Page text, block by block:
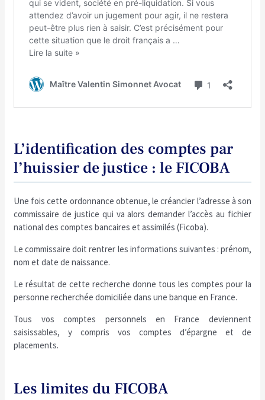
L’identification des comptes par
l’huissier de justice : le FICOBA
Une fois cette ordonnance obtenue, le créancier l’adresse à son
commissaire de justice qui va alors demander l’accès au fichier
national des comptes bancaires et assimilés (Ficoba).
Le commissaire doit rentrer les informations suivantes : prénom,
nom et date de naissance.
Le résultat de cette recherche donne tous les comptes pour la
personne recherchée domiciliée dans une banque en France.
Tous vos comptes personnels en France deviennent
saisissables, y compris vos comptes d’épargne et de
placements.
Les limites du FICOBA